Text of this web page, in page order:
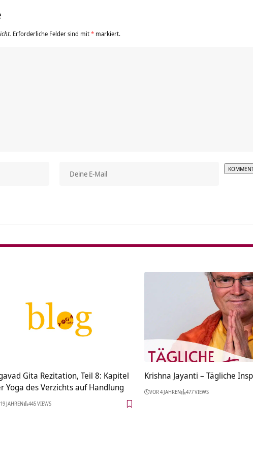
Erforderliche Felder sind mit* markiert.
Gita Rezitation, Teil 8: Kapitel
Yoga des Verzichts auf Handlung
JAHREN 445 VIEWS
Krishna Jayanti – Tägliche
VOR 4 JAHREN 477 VIEWS